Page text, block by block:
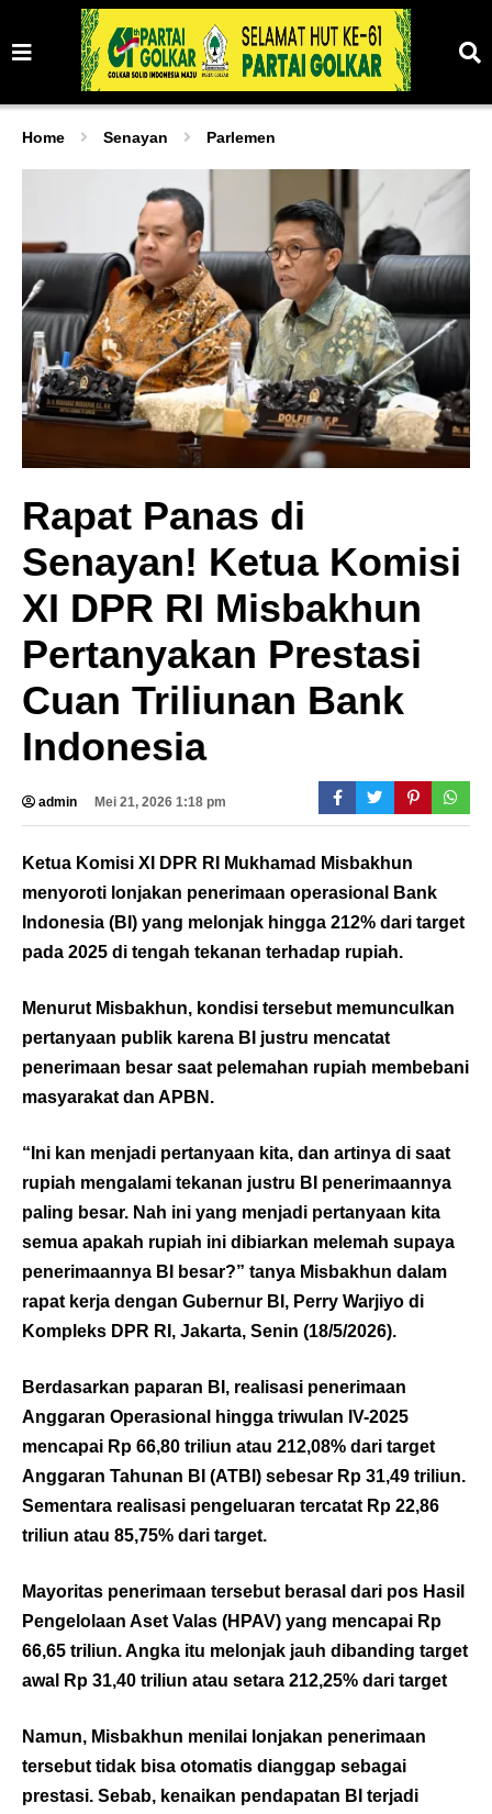
Home Senayan Parlemen
Rapat Panas di
Senayan! Ketua Komisi
XI DPR RI Misbakhun
Pertanyakan Prestasi
Cuan Triliunan Bank
Indonesia
admin Mei 21, 2026 1:18 pm
Ketua Komisi XI DPR RI Mukhamad Misbakhun
menyoroti lonjakan penerimaan operasional Bank
Indonesia (BI) yang melonjak hingga 212% dari target
pada 2025 di tengah tekanan terhadap rupiah.
Menurut Misbakhun, kondisi tersebut memunculkan
pertanyaan publik karena BI justru mencatat
penerimaan besar saat pelemahan rupiah membebani
masyarakat dan APBN.
“Ini kan menjadi pertanyaan kita, dan artinya di saat
rupiah mengalami tekanan justru BI penerimaannya
paling besar. Nah ini yang menjadi pertanyaan kita
semua apakah rupiah ini dibiarkan melemah supaya
penerimaannya BI besar?” tanya Misbakhun dalam
rapat kerja dengan Gubernur BI, Perry Warjiyo di
Kompleks DPR RI, Jakarta, Senin (18/5/2026).
Berdasarkan paparan BI, realisasi penerimaan
Anggaran Operasional hingga triwulan IV-2025
mencapai Rp 66,80 triliun atau 212,08% dari target
Anggaran Tahunan BI (ATBI) sebesar Rp 31,49 triliun.
Sementara realisasi pengeluaran tercatat Rp 22,86
triliun atau 85,75% dari target.
Mayoritas penerimaan tersebut berasal dari pos Hasil
Pengelolaan Aset Valas (HPAV) yang mencapai Rp
66,65 triliun. Angka itu melonjak jauh dibanding target
awal Rp 31,40 triliun atau setara 212,25% dari target
Namun, Misbakhun menilai lonjakan penerimaan
tersebut tidak bisa otomatis dianggap sebagai
prestasi. Sebab, kenaikan pendapatan BI terjadi